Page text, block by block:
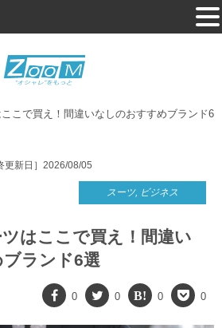
こで買え！間違いなしのおすすめブランド6
新日］2026/08/05
スーツ, ビジネス
はここで買え！間違い
ランド6選
0 0 0 0